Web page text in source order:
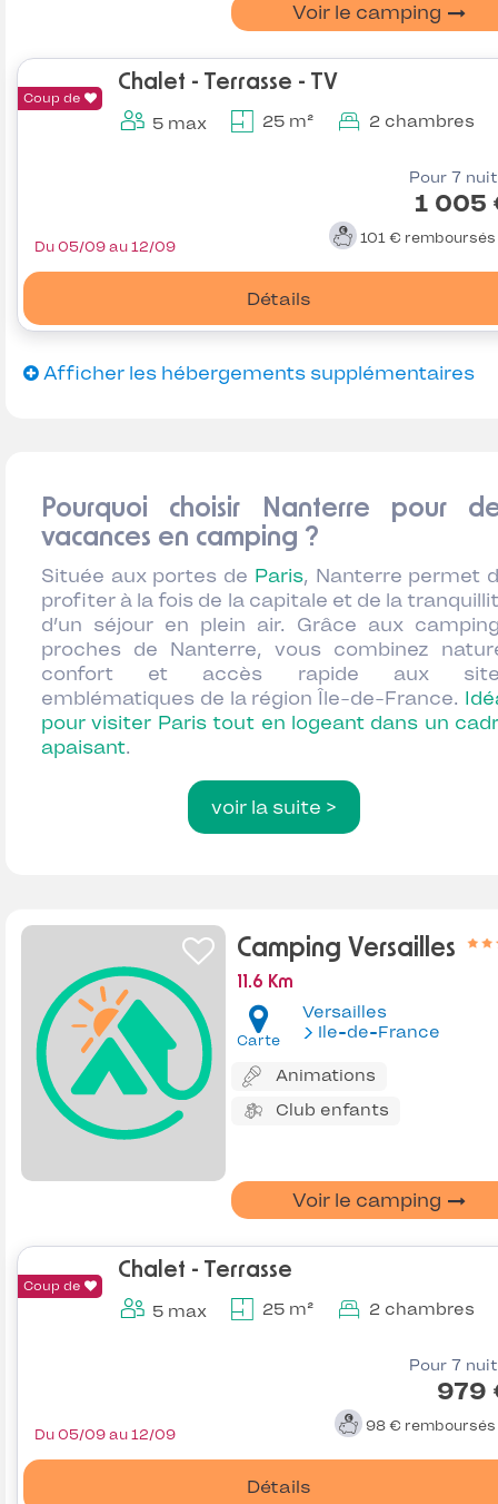
Voir le camping
Coup de
Chalet - Terrasse - TV
5 max 25 m² 2 chambres
Pour 7
1 005
101 € remboursés
Détails
Du 05/09 au 12/09
Afficher les hébergements supplémentaires
Pourquoi choisir Nanterre pour
vacances en camping ?
Située aux portes de Paris, Nanterre permet
profiter à la fois de la capitale et de la
d’un séjour en plein air. Grâce aux
proches de Nanterre, vous combinez
confort et accès rapide aux
emblématiques de la région Île-de-France.
pour visiter Paris tout en logeant dans un
apaisant.
voir la suite >
Camping Versailles
11.6 Km
Carte
Versailles
Ile-de-France
Animations
Club enfants
Voir le camping
Coup de
Chalet - Terrasse
5 max 25 m² 2 chambres
Pour 7
979
98 € remboursés
Détails
Du 05/09 au 12/09